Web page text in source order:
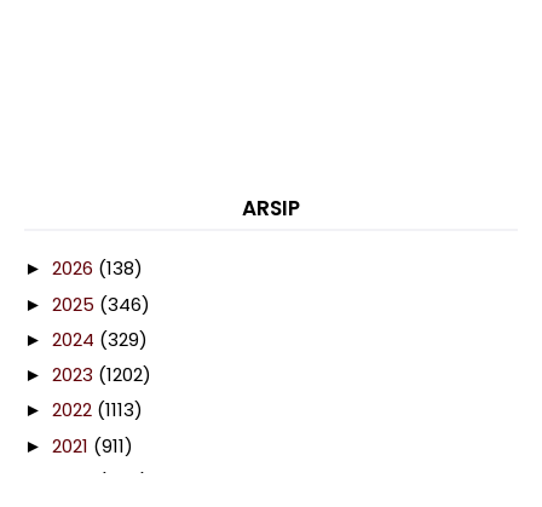
ARSIP
► 2026 (138)
► 2025 (346)
► 2024 (329)
► 2023 (1202)
► 2022 (1113)
► 2021 (911)
(460)